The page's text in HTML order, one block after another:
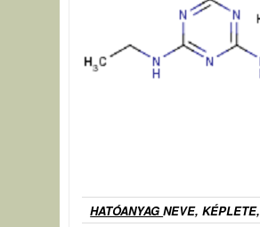
HATÓANYAGNEVE,